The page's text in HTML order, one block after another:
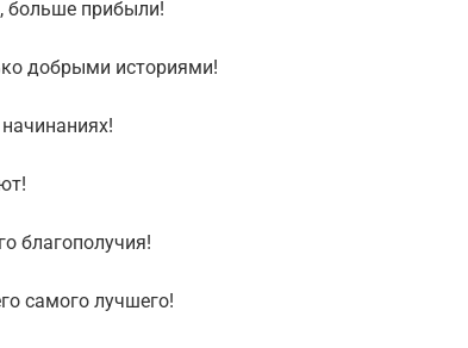
больше прибыли!
добрыми историями!
благополучия!
самого лучшего!